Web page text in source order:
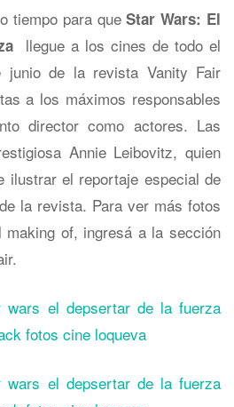
tiempo para queStar Wars: El
llegue a los cines de todo el
junio de la revista Vanity Fair
a los máximos responsables
director como actores. Las
Annie Leibovitz, quien
ilustrar el reportaje especial de
la revista. Para ver más fotos
of, ingresá a la sección